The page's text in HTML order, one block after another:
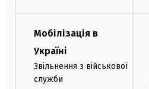
Мобілізація в
Україні
Звільнення з військової
служби